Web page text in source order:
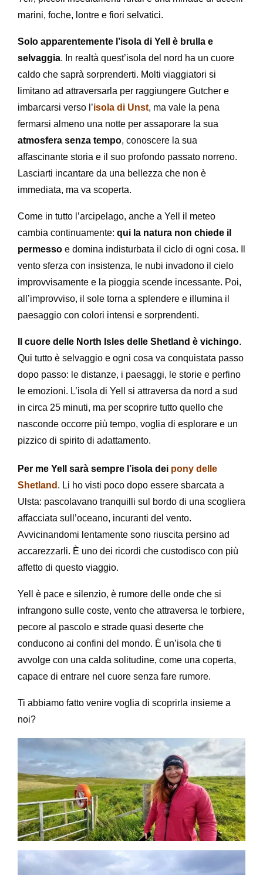
marini, foche, lontre e fiori selvatici.
Solo apparentemente l’isola di Yell è brulla e
selvaggia. In realtà quest’isola del nord ha un cuore
caldo che saprà sorprenderti. Molti viaggiatori si
limitano ad attraversarla per raggiungere Gutcher e
imbarcarsi verso l’isola di Unst, ma vale la pena
fermarsi almeno una notte per assaporare la sua
atmosfera senza tempo, conoscere la sua
affascinante storia e il suo profondo passato norreno.
Lasciarti incantare da una bellezza che non è
immediata, ma va scoperta.
Come in tutto l’arcipelago, anche a Yell il meteo
cambia continuamente: qui la natura non chiede il
permesso e domina indisturbata il ciclo di ogni cosa. Il
vento sferza con insistenza, le nubi invadono il cielo
improvvisamente e la pioggia scende incessante. Poi,
all’improvviso, il sole torna a splendere e illumina il
paesaggio con colori intensi e sorprendenti.
Il cuore delle North Isles delle Shetland è vichingo.
Qui tutto è selvaggio e ogni cosa va conquistata passo
dopo passo: le distanze, i paesaggi, le storie e perfino
le emozioni. L’isola di Yell si attraversa da nord a sud
in circa 25 minuti, ma per scoprire tutto quello che
nasconde occorre più tempo, voglia di esplorare e un
pizzico di spirito di adattamento.
Per me Yell sarà sempre l’isola dei pony delle
Shetland . Li ho visti poco dopo essere sbarcata a
Ulsta: pascolavano tranquilli sul bordo di una scogliera
affacciata sull’oceano, incuranti del vento.
Avvicinandomi lentamente sono riuscita persino ad
accarezzarli. È uno dei ricordi che custodisco con più
affetto di questo viaggio.
Yell è pace e silenzio, è rumore delle onde che si
infrangono sulle coste, vento che attraversa le torbiere,
pecore al pascolo e strade quasi deserte che
conducono ai confini del mondo. È un’isola che ti
avvolge con una calda solitudine, come una coperta,
capace di entrare nel cuore senza fare rumore.
Ti abbiamo fatto venire voglia di scoprirla insieme a
noi?